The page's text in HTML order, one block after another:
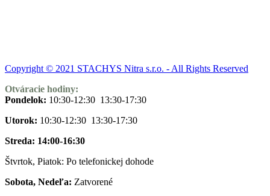
Copyright © 2021 STACHYS Nitra s.r.o. - All Rights Reserved
Otváracie hodiny:
Pondelok: 10:30-12:30 13:30-17:30
Utorok: 10:30-12:30 13:30-17:30
Streda: 14:00-16:30
Štvrtok, Piatok: Po telefonickej dohode
Sobota, Nedeľa: Zatvorené